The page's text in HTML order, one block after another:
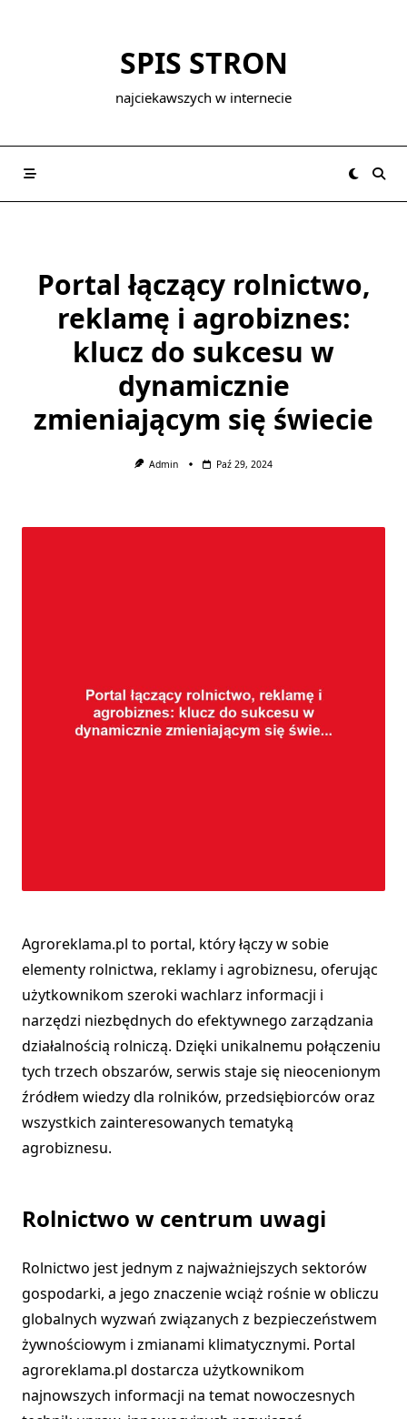
SPIS STRON
najciekawszych w internecie
Portal łączący rolnictwo,
reklamę i agrobiznes:
klucz do sukcesu w
dynamicznie
zmieniającym się świecie
Admin Paź 29, 2024
Agroreklama.pl to portal, który łączy w sobie
elementy rolnictwa, reklamy i agrobiznesu, oferując
użytkownikom szeroki wachlarz informacji i
narzędzi niezbędnych do efektywnego zarządzania
działalnością rolniczą. Dzięki unikalnemu połączeniu
tych trzech obszarów, serwis staje się nieocenionym
źródłem wiedzy dla rolników, przedsiębiorców oraz
wszystkich zainteresowanych tematyką
agrobiznesu.
Rolnictwo w centrum uwagi
Rolnictwo jest jednym z najważniejszych sektorów
gospodarki, a jego znaczenie wciąż rośnie w obliczu
globalnych wyzwań związanych z bezpieczeństwem
żywnościowym i zmianami klimatycznymi. Portal
agroreklama.pl dostarcza użytkownikom
najnowszych informacji na temat nowoczesnych